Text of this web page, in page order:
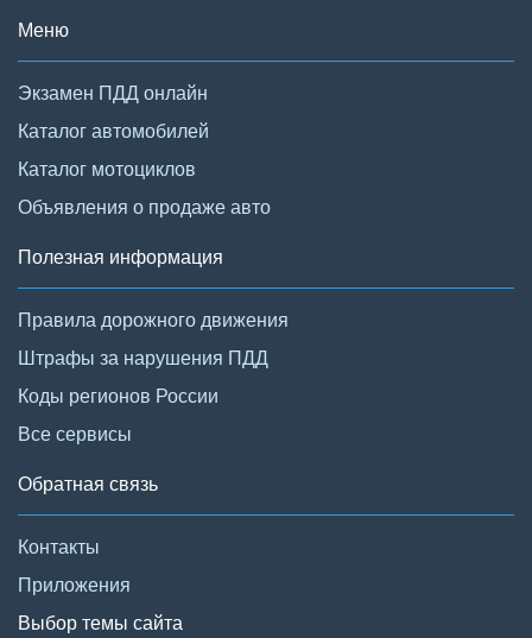
Меню
Экзамен ПДД онлайн
Каталог автомобилей
Каталог мотоциклов
Объявления о продаже авто
Полезная информация
Правила дорожного движения
Штрафы за нарушения ПДД
Коды регионов России
Все сервисы
Обратная связь
Контакты
Приложения
Выбор темы сайта